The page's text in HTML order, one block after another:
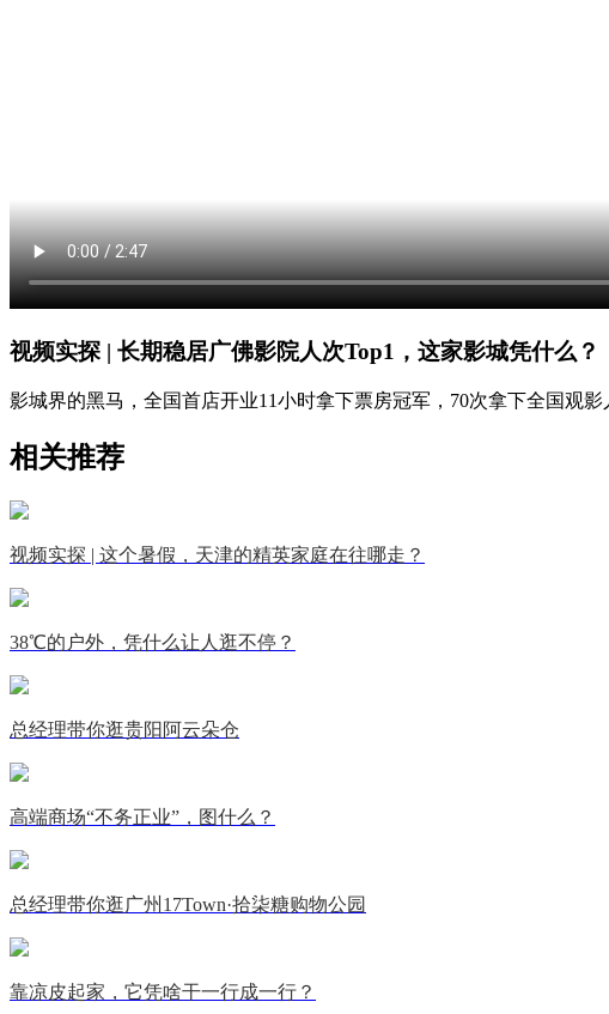
视频实探 | 长期稳居广佛影院人次Top1，这家影城凭什么？
影城界的黑马，全国首店开业11小时拿下票房冠军，70次拿下全国观
相关推荐
视频实探 | 这个暑假，天津的精英家庭在往哪走？
38℃的户外，凭什么让人逛不停？
总经理带你逛贵阳阿云朵仓
高端商场“不务正业”，图什么？
总经理带你逛广州17Town·拾柒糖购物公园
靠凉皮起家，它凭啥干一行成一行？